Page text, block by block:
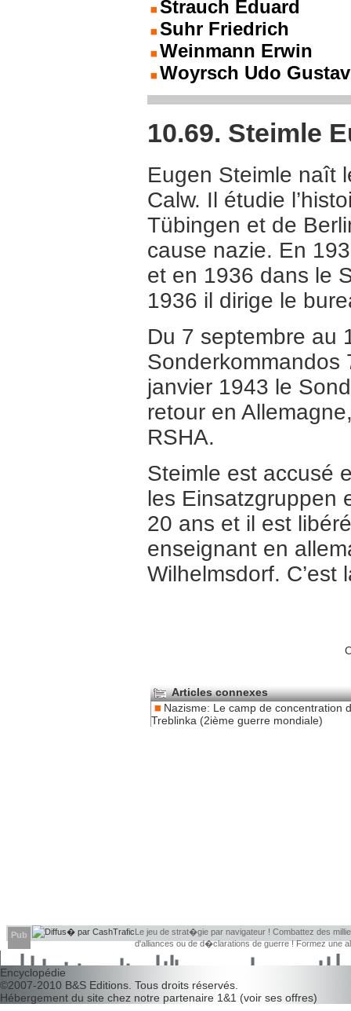
Strauch Eduard
Suhr Friedrich
Weinmann Erwin
Woyrsch Udo
10.69. Steimle
Eugen Steimle naît
Calw. Il étudie
Tübingen et de
cause nazie. En
et en 1936 dans le
1936 il dirige le
Du 7 septembre au
Sonderkommandos
janvier 1943 le
retour en
RSHA.
Steimle est accusé
les Einsatzgruppen
20 ans et il est
enseignant en
Wilhelmsdorf. C’est
Articles connexes
Nazisme: Le camp de concentration
Treblinka (2ième guerre mondiale)
Pub
Le jeu de strat�gie par navigateur ! Combattez des
d'alliances ou de d�clarations de guerre ! Formez une
d�couvrir leurs faiblesses !
Encyclopédie
©2007-2010 B&S Editions . Tous droits réservés.
Hébergement du site chez notre partenaire 1&1 (voir ses offres)